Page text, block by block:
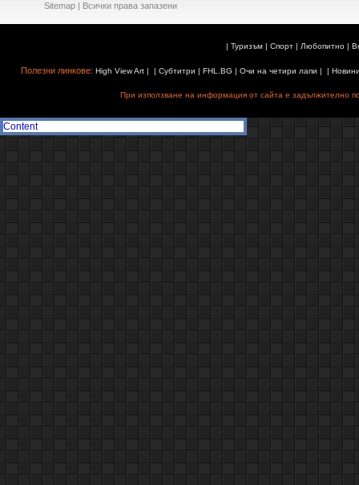
Sitemap | Всички права запазени
| Туризъм| Спорт| Любопитно|
Полезни линкове: High View Art| | Субтитри | FHL.BG | Очи на четири лапи | |
При използване на информация от сайта е задължително
Content